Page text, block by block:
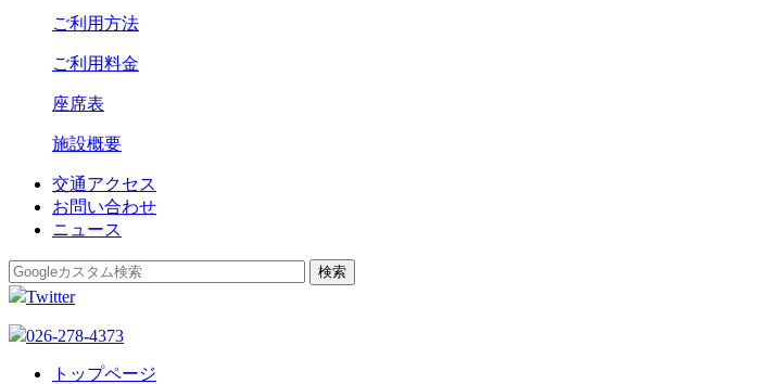
ご利用方法
ご利用料金
座席表
施設概要
交通アクセス
お問い合わせ
ニュース
Twitter
026-278-4373
トップページ